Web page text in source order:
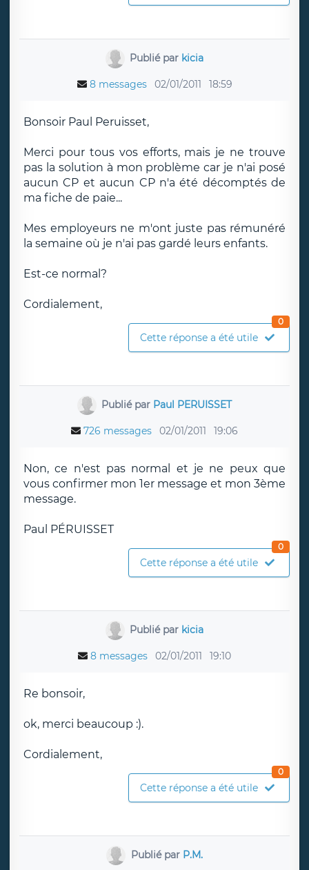
Publié par kicia
8 messages 02/01/2011 18:59
Bonsoir Paul Peruisset,
Merci pour tous vos efforts, mais je ne trouve
pas la solution à mon problème car je n'ai posé
aucun CP et aucun CP n'a été décomptés de
ma fiche de paie...
Mes employeurs ne m'ont juste pas rémunéré
la semaine où je n'ai pas gardé leurs enfants.
Est-ce normal?
Cordialement,
Cette réponse a été utile
0
Publié par Paul PERUISSET
726 messages 02/01/2011 19:06
Non, ce n'est pas normal et je ne peux que
vous confirmer mon 1er message et mon 3ème
message.
Paul PÉRUISSET
Cette réponse a été utile
0
Publié par kicia
8 messages 02/01/2011 19:10
Re bonsoir,
ok, merci beaucoup :).
Cordialement,
Cette réponse a été utile
0
Publié par P.M.